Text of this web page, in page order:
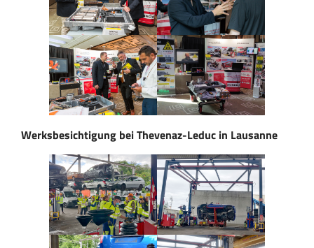
Werksbesichtigung bei Thevenaz-Leduc in Lausanne